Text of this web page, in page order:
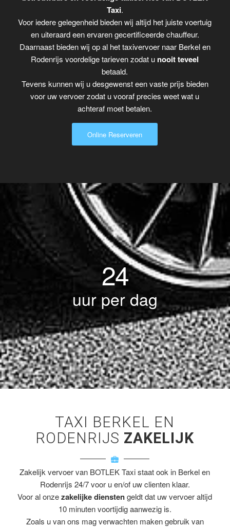
Taxi.
Voor iedere gelegenheid bieden wij altijd het juiste voertuig
en uiteraard een ervaren gecertificeerde chauffeur.
Daarnaast bieden wij op al het taxivervoer naar Berkel en
Rodenrijs voordelige tarieven zodat u nooit teveel
betaald.
Tevens kunnen wij u desgewenst een vaste prijs bieden
voor uw vervoer zodat u vooraf precies weet wat u
achteraf moet betalen.
Online Reserveren
24
uur per dag
TAXI BERKEL EN
RODENRIJS ZAKELIJK
Zakelijk vervoer van BOTLEK Taxi staat ook in Berkel en
Rodenrijs 24/7 voor u en/of uw clienten klaar.
Voor al onzezakelijke dienstengeldt dat uw vervoer altijd
10 minuten voortijdig aanwezig is.
Zoals u van ons mag verwachten maken gebruik van